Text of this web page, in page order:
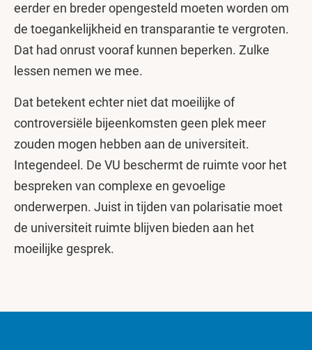
eerder en breder opengesteld moeten worden om
de toegankelijkheid en transparantie te vergroten.
Dat had onrust vooraf kunnen beperken. Zulke
lessen nemen we mee.
Dat betekent echter niet dat moeilijke of
controversiële bijeenkomsten geen plek meer
zouden mogen hebben aan de universiteit.
Integendeel. De VU beschermt de ruimte voor het
bespreken van complexe en gevoelige
onderwerpen. Juist in tijden van polarisatie moet
de universiteit ruimte blijven bieden aan het
moeilijke gesprek.